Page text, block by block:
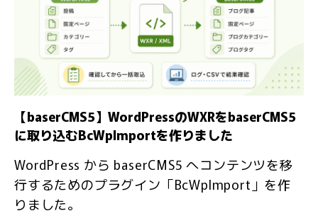
【baserCMS5】WordPressのWXRをbaserCMS5
に取り込むBcWpImportを作りました
WordPress から baserCMS5 へコンテンツを移
行するためのプラグイン「BcWpImport」を作
りました。